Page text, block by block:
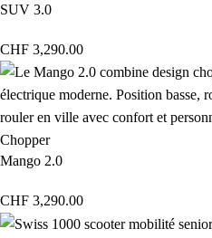
SUV 3.0
CHF 3,290.00
Chopper
Mango 2.0
CHF 3,290.00